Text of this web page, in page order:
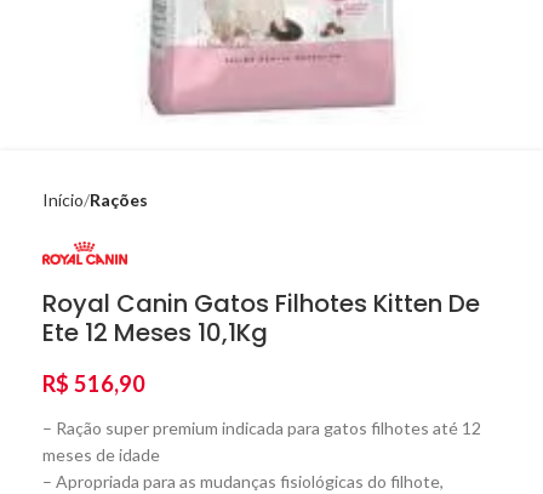
Início Rações
Royal Canin Gatos Filhotes Kitten De
Ete 12 Meses 10,1Kg
R$ 516,90
– Ração super premium indicada para gatos filhotes até 12
meses de idade
– Apropriada para as mudanças fisiológicas do filhote,